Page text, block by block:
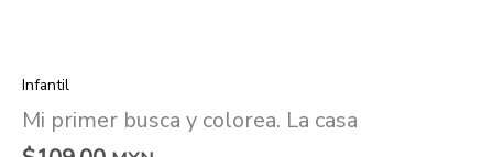
Infantil
Mi primer busca y colorea. La casa